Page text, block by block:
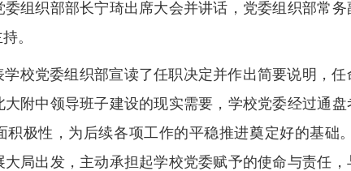
组织部部长宁琦出席大会并讲话，党委组织部常
。
校党委组织部宣读了任职决定并作出简要说明，
附中领导班子建设的现实需要，学校党委经过通
积极性，为后续各项工作的平稳推进奠定好的基
局出发，主动承担起学校党委赋予的使命与责任